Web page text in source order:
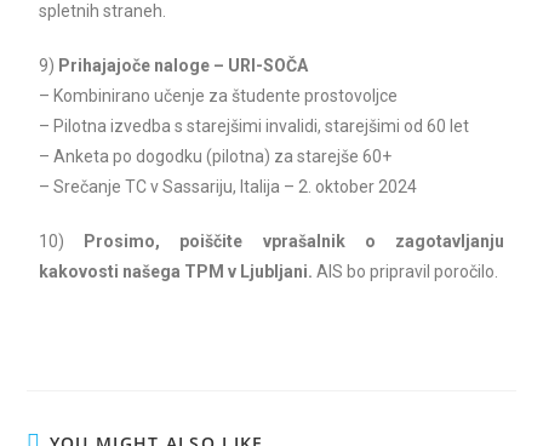
spletnih straneh.
9) Prihajajoče naloge – URI-SOČA
– Kombinirano učenje za študente prostovoljce
– Pilotna izvedba s starejšimi invalidi, starejšimi od 60 let
– Anketa po dogodku (pilotna) za starejše 60+
– Srečanje TC v Sassariju, Italija – 2. oktober 2024
10)
Prosimo, poiščite vprašalnik o zagotavljanju
kakovosti našega TPM v Ljubljani.AIS bo pripravil poročilo.